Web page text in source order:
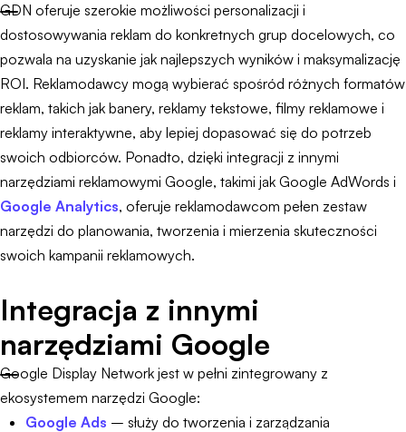
GDN oferuje szerokie możliwości personalizacji i
dostosowywania reklam do konkretnych grup docelowych, co
pozwala na uzyskanie jak najlepszych wyników i maksymalizację
ROI. Reklamodawcy mogą wybierać spośród różnych formatów
reklam, takich jak banery, reklamy tekstowe, filmy reklamowe i
reklamy interaktywne, aby lepiej dopasować się do potrzeb
swoich odbiorców. Ponadto, dzięki integracji z innymi
narzędziami reklamowymi Google, takimi jak Google AdWords i
Google Analytics, oferuje reklamodawcom pełen zestaw
narzędzi do planowania, tworzenia i mierzenia skuteczności
swoich kampanii reklamowych.
Integracja z innymi
narzędziami Google
Google Display Network jest w pełni zintegrowany z
ekosystemem narzędzi Google:
Google Ads – służy do tworzenia i zarządzania